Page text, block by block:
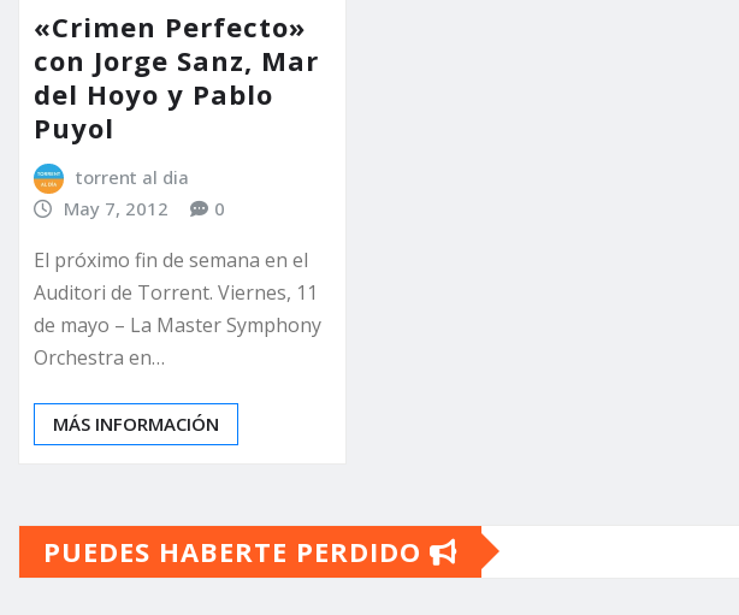
«Crimen Perfecto»
con Jorge Sanz, Mar
del Hoyo y Pablo
Puyol
torrent al dia
May 7, 2012
0
El próximo fin de semana en el
Auditori de Torrent. Viernes, 11
de mayo – La Master Symphony
Orchestra en…
MÁS INFORMACIÓN
PUEDES HABERTE PERDIDO